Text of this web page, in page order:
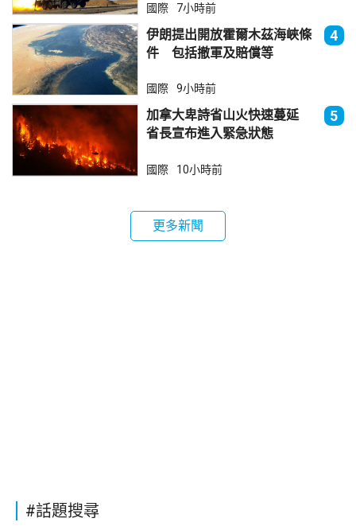
國際 7小時前
伊朗提出開放霍爾木茲海峽條
件 包括撤軍及賠償等
4
國際 9小時前
加拿大卑詩省山火快速蔓延
省長宣布進入緊急狀態
5
國際 10小時前
更多新聞
#話題搜尋